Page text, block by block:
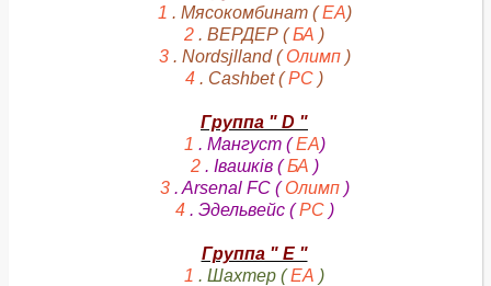
1 . Мясокомбинат (ЕА)
2 . ВЕРДЕР (БА )
3. Nordsjlland (Олимп )
4 . Cashbet (РС )
Группа " D "
1 . Мангуст (ЕА)
2. Івашків (БА )
3. Arsenal FC (Олимп)
4. Эдельвейс (РС )
Группа " E "
1 . Шахтер (ЕА )